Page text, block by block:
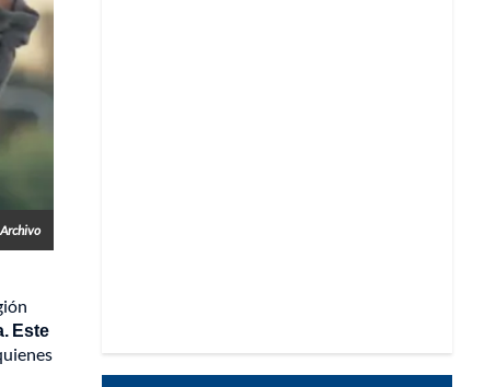
Archivo
Este